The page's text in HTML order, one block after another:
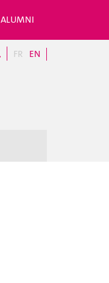
ALUMNI
FR EN